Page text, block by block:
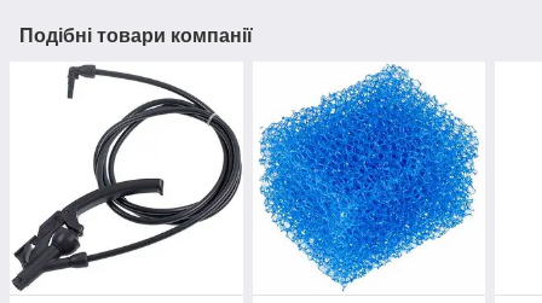
Подібні товари компанії